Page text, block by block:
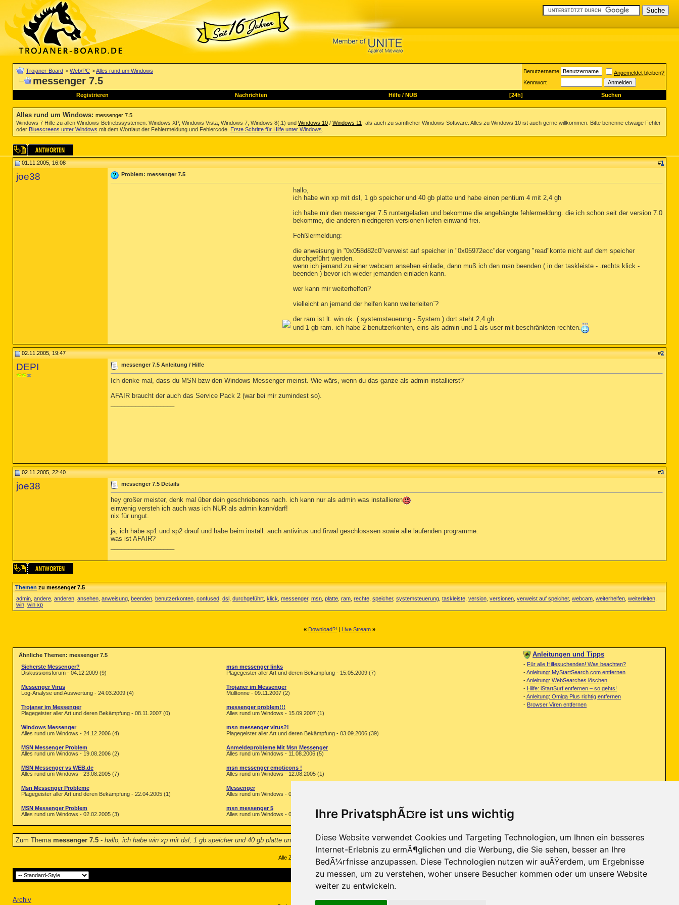
Ihre PrivatsphÃ¤re ist uns wichtig
Diese Website verwendet Cookies und Targeting Technologien, um Ihnen ein besseres
Internet-Erlebnis zu ermÃ¶glichen und die Werbung, die Sie sehen, besser an Ihre
BedÃ¼rfnisse anzupassen. Diese Technologien nutzen wir auÃŸerdem, um Ergebnisse
zu messen, um zu verstehen, woher unsere Besucher kommen oder um unsere Website
weiter zu entwickeln.
Trojaner-Board > Web/PC >Alles rund um Windows
messenger 7.5
Benutzername
Angemeldet bleiben?
Kennwort
Registrieren Nachrichten Hilfe/ NUB [24h] Suchen
Alles rund um Windows: messenger 7.5
Windows 7 Hilfe zu allen Windows-Betriebssystemen: Windows XP, Windows Vista, Windows 7, Windows 8(.1) und Windows 10 / Windows 11- als auch zu sämtlicher Windows-Software. Alles zu Windows 10 ist auch gerne willkommen. Bitte benenne etwaige Fehler
oder Bluescreens unter Windows mit dem Wortlaut der Fehlermeldung und Fehlercode. Erste Schritte für Hilfe unter Windows
01.11.2005, 16:08 #1
joe38 Problem: messenger 7.5
hallo,
ich habe win xp mit dsl, 1 gb speicher und 40 gb platte und habe einen pentium 4 mit 2,4 gh
ich habe mir den messenger 7.5 runtergeladen und bekomme die angehängte fehlermeldung. die ich schon seit der version 7.0
bekomme, die anderen niedrigeren versionen liefen einwand frei.
Fehßlermeldung:
die anweisung in "0x058d82c0"verweist auf speicher in "0x05972ecc"der vorgang "read"konte nicht auf dem speicher
durchgeführt werden.
wenn ich jemand zu einer webcam ansehen einlade, dann muß ich den msn beenden ( in der taskleiste - .rechts klick -
beenden ) bevor ich wieder jemanden einladen kann.
wer kann mir weiterhelfen?
vielleicht an jemand der helfen kann weiterleiten`?
der ram ist lt. win ok. ( systemsteuerung - System ) dort steht 2,4 gh
und 1 gb ram. ich habe 2 benutzerkonten, eins als admin und 1 als user mit beschränkten rechten.
02.11.2005, 19:47 #2
DEPI messenger 7.5 Anleitung / Hilfe
Ich denke mal, dass du MSN bzw den Windows Messenger meinst. Wie wärs, wenn du das ganze als admin installierst?
AFAIR braucht der auch das Service Pack 2 (war bei mir zumindest so).
02.11.2005, 22:40 #3
joe38 messenger 7.5 Details
hey großer meister, denk mal über dein geschriebenes nach. ich kann nur als admin was installieren
einwenig versteh ich auch was ich NUR als admin kann/darf!
nix für ungut.
ja, ich habe sp1 und sp2 drauf und habe beim install. auch antivirus und firwal geschlosssen sowie alle laufenden programme.
was ist AFAIR?
Themenzu messenger 7.5
admin andere anderen ansehen anweisung beenden benutzerkonten confused dsl durchgeführt klick messenger, msn platte ram rechte speicher, systemsteuerung taskleiste version versionen verweist auf speicher, webcam weiterhelfen weiterleiten
win win xp
« Download?! | Live Stream »
Ähnliche Themen: messenger 7.5
Sicherste Messenger?
Diskussionsforum - 04.12.2009 (9)
msn messenger links
Plagegeister aller Art und deren Bekämpfung - 15.05.2009 (7)
Messenger Virus
Log-Analyse und Auswertung - 24.03.2009 (4)
Trojaner im Messenger
Mülltonne - 09.11.2007 (2)
Trojaner im Messenger
Plagegeister aller Art und deren Bekämpfung - 08.11.2007 (0)
messenger problem!!!
Alles rund um Windows - 15.09.2007 (1)
Windows Messenger
Alles rund um Windows - 24.12.2006 (4)
msn messenger virus?!
Plagegeister aller Art und deren Bekämpfung - 03.09.2006 (39)
MSN Messenger Problem
Alles rund um Windows - 19.08.2006 (2)
Anmeldeprobleme Mit Msn Messenger
Alles rund um Windows - 11.08.2006 (5)
MSN Messenger vs WEB.de
Alles rund um Windows - 23.08.2005 (7)
msn messenger emoticons !
Alles rund um Windows - 12.08.2005 (1)
Msn Messenger Probleme
Plagegeister aller Art und deren Bekämpfung - 22.04.2005 (1)
Messenger
Alles rund um Windows - 04.03.2005 (13)
MSN Messenger Problem
Alles rund um Windows - 02.02.2005 (3)
msn messenger 5
Alles rund um Windows - 07.01.2003 (1)
Anleitungen und Tipps
- Für alle Hilfesuchenden! Was beachten?
-Anleitung: MyStartSearch.com entfernen
-Anleitung: WebSearches löschen
- Hilfe: iStartSurf entfernen – so gehts!
-Anleitung: Omiga Plus richtig entfernen
- Browser Viren entfernen
Zum Thema messenger 7.5 - hallo, ich habe win xp mit dsl, 1 gb speicher und 40 gb platte und habe einen pentium 4 mit 2,4 gh ich habe mir den messenger 7.5 runtergeladen und - messenger 7.5...
Alle Zeitangaben in WEZ +1. Es ist jetzt
Kontakt-Trojaner-Board-Archiv-Datenschutzerklärung-Nach oben
Archiv